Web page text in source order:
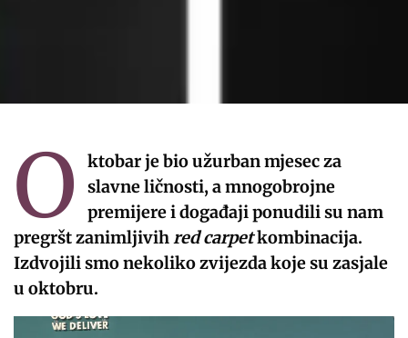
O
ktobar je bio užurban mjesec za
slavne ličnosti, a mnogobrojne
premijere i događaji ponudili su nam
pregršt zanimljivihred carpetkombinacija.
Izdvojili smo nekoliko zvijezda koje su zasjale
u oktobru.